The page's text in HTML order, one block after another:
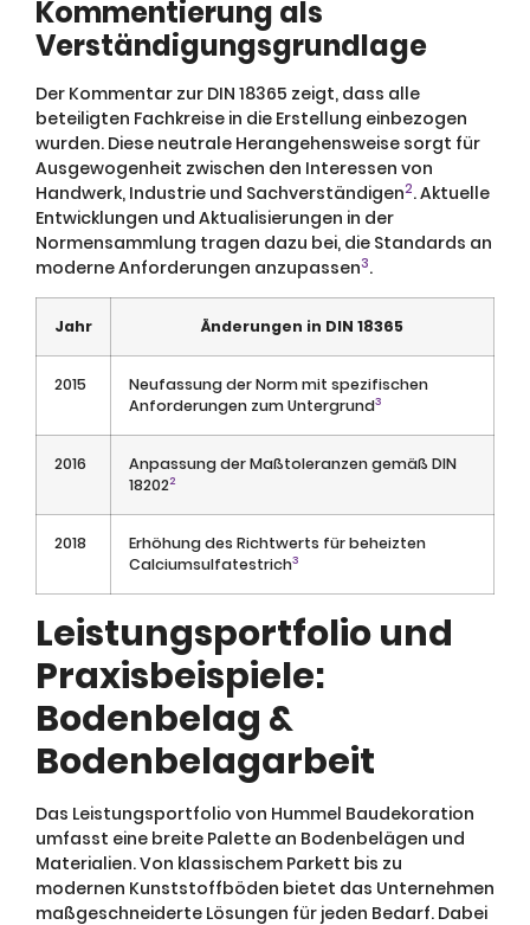
Kommentierung als
Verständigungsgrundlage
Der Kommentar zur DIN 18365 zeigt, dass alle
beteiligten Fachkreise in die Erstellung einbezogen
wurden. Diese neutrale Herangehensweise sorgt für
Ausgewogenheit zwischen den Interessen von
Handwerk, Industrie und Sachverständigen2. Aktuelle
Entwicklungen und Aktualisierungen in der
Normensammlung tragen dazu bei, die Standards an
moderne Anforderungen anzupassen3.
Jahr Änderungen in DIN 18365
2015
Neufassung der Norm mit spezifischen
Anforderungen zum Untergrund3
2016
Anpassung der Maßtoleranzen gemäß DIN
182022
2018
Erhöhung des Richtwerts für beheizten
Calciumsulfatestrich3
Leistungsportfolio und
Praxisbeispiele:
Bodenbelag &
Bodenbelagarbeit
Das Leistungsportfolio von Hummel Baudekoration
umfasst eine breite Palette an Bodenbelägen und
Materialien. Von klassischem Parkett bis zu
modernen Kunststoffböden bietet das Unternehmen
maßgeschneiderte Lösungen für jeden Bedarf. Dabei